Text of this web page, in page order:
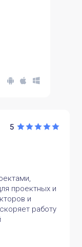
5
проектных и
и
работу